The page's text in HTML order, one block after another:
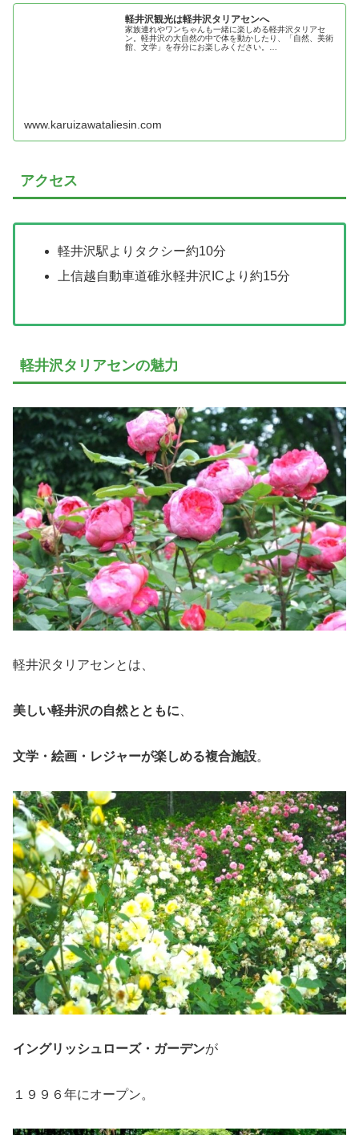
軽井沢観光は軽井沢タリアセンへ
家族連れやワンちゃんも一緒に楽しめる軽井沢タリアセ
ン。軽井沢の大自然の中で体を動かしたり、「自然、美術
館、文学」を存分にお楽しみください。…
www.karuizawataliesin.com
アクセス
軽井沢駅よりタクシー約10分
上信越自動車道碓氷軽井沢ICより約15分
軽井沢タリアセンの魅力
軽井沢タリアセンとは、
美しい軽井沢の自然とともに
文学・絵画・レジャーが楽しめる複合施設。
イングリッシュローズ・ガーデンが
１９９６年にオープン。